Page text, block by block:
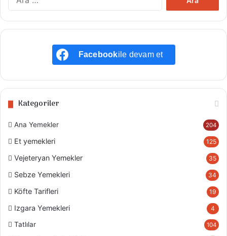
Facebookile devam et
Kategoriler
Ana Yemekler 204
Et yemekleri 125
Vejeteryan Yemekler 35
Sebze Yemekleri 34
Köfte Tarifleri 19
Izgara Yemekleri 4
Tatlılar 104